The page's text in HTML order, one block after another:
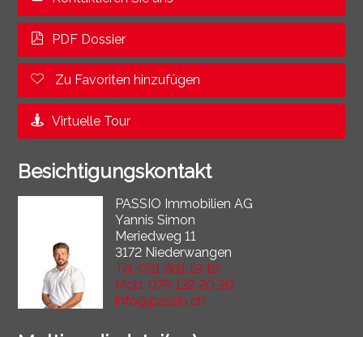
PDF Dossier
Zu Favoriten hinzufügen
Virtuelle Tour
Besichtigungskontakt
PASSIO Immobilien AG
Yannis Simon
Meriedweg 11
3172 Niederwangen
Tel. 031 301 19 19
Mob. 079 132 20 20
info@passio.ch